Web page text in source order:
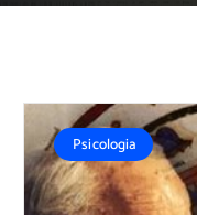
Psicologia